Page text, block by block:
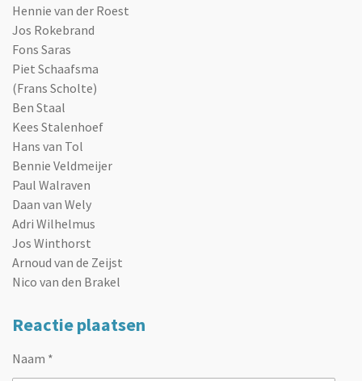
Hennie van der Roest
Jos Rokebrand
Fons Saras
Piet Schaafsma
(Frans Scholte)
Ben Staal
Kees Stalenhoef
Hans van Tol
Bennie Veldmeijer
Paul Walraven
Daan van Wely
Adri Wilhelmus
Jos Winthorst
Arnoud van de Zeijst
Nico van den Brakel
Reactie plaatsen
Naam *